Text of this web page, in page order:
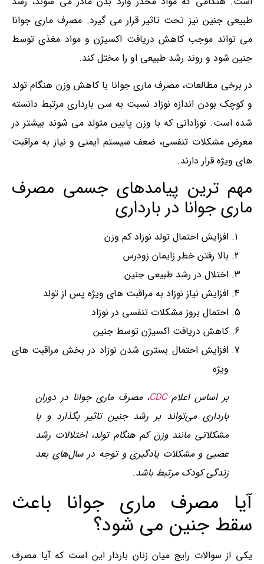
طبیعی جنین نیز تحت تاثیر قرار می گیرد. مصرف ماری‌ جوانا
می تواند موجب کاهش دریافت اکسیژن و مواد مغذی توسط
جنین شود و روند رشد طبیعی او را مختل کند.
در برخی مطالعات، مصرف ماری‌ جوانا با کاهش وزن هنگام تولد
و کوچک بودن اندازه نوزاد نسبت به سن بارداری مرتبط دانسته
شده است. نوزادانی که با وزن پایین متولد می شوند بیشتر در
معرض مشکلات تنفسی، ضعف سیستم ایمنی و نیاز به مراقبت
های ویژه قرار دارند.
مهم ترین پیامدهای جسمی مصرف
ماری جوانا در بارداری
افزایش احتمال تولد نوزاد کم وزن
بالا رفتن خطر زایمان زودرس
اختلال در رشد طبیعی جنین
افزایش نیاز نوزاد به مراقبت های ویژه پس از تولد
احتمال بروز مشکلات تنفسی در نوزاد
کاهش دریافت اکسیژن توسط جنین
افزایش احتمال بستری شدن نوزاد در بخش مراقبت های
ویژه
بر اساس اعلامCDC، مصرف ماری‌ جوانا در دوران
بارداری می‌تواند بر رشد جنین تاثیر بگذارد و با
مشکلاتی مانند وزن کم هنگام تولد، اختلالات رشد
عصبی و مشکلات یادگیری و توجه در سال‌های بعد
زندگی کودک مرتبط باشد.
آیا مصرف ماری جوانا باعث
سقط جنین می شود؟
یکی از سوالات رایج میان زنان باردار این است که آیا مصرف